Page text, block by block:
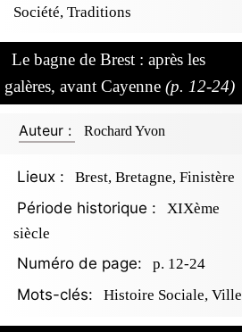
Société, Traditions
Le bagne de Brest : après les
galères, avant Cayenne (p. 12-24)
Auteur : Rochard Yvon
Lieux : Brest, Bretagne, Finistère
Période historique :
XIXème
siècle
Numéro de page: p. 12-24
Mots-clés: Histoire Sociale, Ville